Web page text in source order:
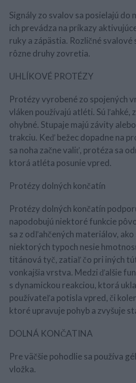
Signály zo svalov sa posielajú
ich prevádza na príkazy
ruky a zápästia. Rozličné svalové
rôzne druhy zovretia.
UHLÍKOVÉ PROTÉZY
Protézy vyrobené zo spojených
vláken používajú atléti. Sú ľahké,
ohybné. Stupaje majú závity
trakciu. Keď bežec dopadne na
sa noha začne valiť, protéza sa
ktorá atléta posunie vpred.
Protézy dolných končatín
Protézy dolných končatín
napodobujú niektoré funkcie
sa z odľahčených materiálov,
niektorých typoch nesie
titánová tyč, zatiaľ čo pri iných
vonkajšia vrstva. Medzi ďalšie
s dynamickou reakciou, ktorá
používateľa potisla vpred, či
ktoré upravuje pohyb a zvyšuje
DOLNÁ KONČATINA
Pre väčšie pohodlie sa používa
vložka.